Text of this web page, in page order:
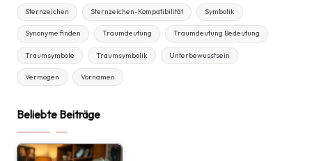
Sternzeichen Sternzeichen-Kompatibilität Symbolik
Synonyme finden Traumdeutung Traumdeutung Bedeutung
Traumsymbole Traumsymbolik Unterbewusstsein
Vermögen Vornamen
Beliebte Beiträge